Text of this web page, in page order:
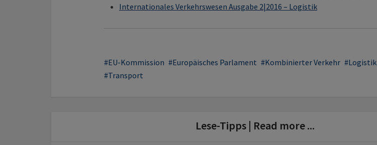
Internationales Verkehrswesen Ausgabe 2|2016 – Logistik
EU-Kommission Europäisches Parlament Kombinierter Verkehr
Logistik
Transport
Lese-Tipps | Read more ...